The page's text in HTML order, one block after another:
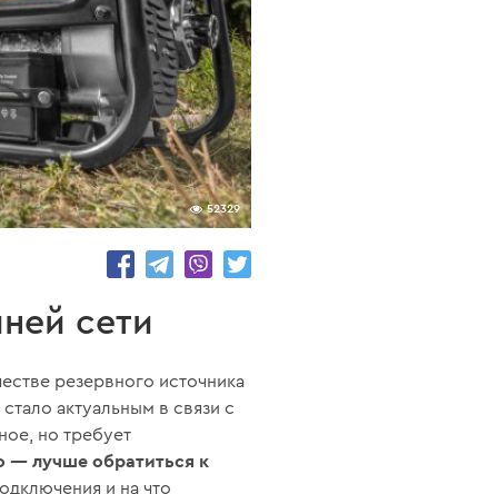
52329
сети
резервного источника
актуальным в связи с
но требует
— лучше обратиться к
и на что